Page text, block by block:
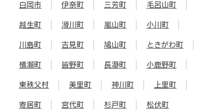
白岡市 伊奈町 三芳町 毛呂山町
越生町 滑川町 嵐山町 小川町
川島町 吉見町 鳩山町 ときがわ町
横瀬町 皆野町 長瀞町 小鹿野町
東秩父村 美里町 神川町 上里町
寄居町 宮代町 杉戸町 松伏町